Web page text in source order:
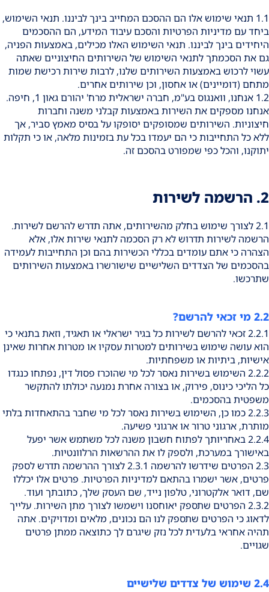
1.1 תנאי שימוש אלו הם ההסכם המחייב בינך לביננו. תנאי השימוש,
ביחד עם מדיניות הפרטיות והסכם עיבוד המידע, הם ההסכמים
היחידים בינך לביננו. תנאי השימוש האלו מכילים, באמצעות הפניה,
גם את הסכמתך לתנאי השימוש של השירותים החיצוניים שאתה
עשוי לרכוש באמצעות השירותים שלנו, לרבות שירות רכישת שמות
מתחם (דומיינים) או אחסון, וכן שירותים אחרים.
1.2 אנחנו, וואנגוס בע"מ, חברה ישראלית מרח' יהורם גאון 1, חיפה.
אנחנו מספקים את השירות באמצעות קבלני משנה וחברות
חיצוניות. השירותים שמסופקים יסופקו על בסיס מאמץ סביר, אך
ללא כל התחייבות כי הם יעמדו בכל עת בזמינות מלאה, או כי תקלות
יתוקנו, והכל כפי שמפורט בהסכם זה.
2. הרשמה לשירות
2.1 לצורך שימוש בחלק מהשירותים, אתה תדרש להרשם לשירות.
הרשמה לשירות תדרוש לא רק הסכמה לתנאי שירות אלו, אלא
הצהרה כי אתם עומדים בכללי הכשירות בהם וכן התחייבות לעמידה
בהסכמים של הצדדים השלישיים שישורשרו באמצעות השירותים
שתרכשו.
2.2 מי זכאי להרשם?
2.2.1 זכאי להרשם לשירות כל בגיר ישראלי או תאגיד, וזאת בתנאי כי
הוא עושה שימוש בשירותים למטרות עסקיו או מטרות אחרות שאינן
אישיות, ביתיות או משפחתיות.
2.2.2 השימוש בשירות נאסר לכל מי שהוכרז פסול דין, נפתחו כנגדו
כל הליכי כינוס, פירוק, או בצורה אחרת נמנעה יכולתו להתקשר
משפטית בהסכמים.
2.2.3 כמו כן, השימוש בשירות נאסר לכל מי שחבר בהתאחדות בלתי
מותרת, ארגוני טרור או ארגוני פשיעה.
2.2.4 באחריותך לפתוח חשבון משנה לכל משתמש אשר יפעל
באישורך במערכת, ולספק לו את ההרשאות הרלוונטיות.
2.3 הפרטים שידרשו להרשמה 2.3.1 לצורך ההרשמה תדרש לספק
פרטים, אשר ישמרו בהתאם למדיניות הפרטיות. פרטים אלו יכללו
שם, דואר אלקטרוני, טלפון נייד, שם העסק שלך, כתובתך ועוד.
2.3.2 הפרטים שתספק יאוחסנו וישמשו לצורך מתן השירות. עלייך
לדאוג כי הפרטים שתספק לנו הם נכונים, מלאים ומדויקים. אתה
תהיה אחראי בלעדית לכל נזק שיגרם לך כתוצאה ממתן פרטים
שגויים.
2.4 שימוש של צדדים שלישיים